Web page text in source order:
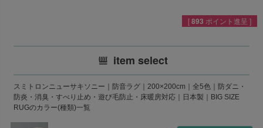
[893 ポイント進呈 ]
item select
スミトロンニューサキソニー｜防音ラグ｜200×200cm｜全5色｜防ダニ・
防炎・消臭・すべり止め・遊び毛防止・床暖房対応｜日本製｜BIG SIZE
RUGのカラー(種類)一覧